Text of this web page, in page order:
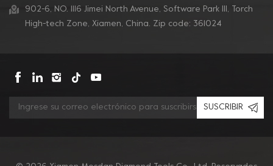
902-6, NO. 1116 Jimei North Avenue, Software Park Ill, Torch
High-tech Zone, Xiamen, China. Zip code: 361024
SUSCRIBIR